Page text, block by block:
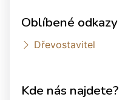
Oblíbené odkazy
Dřevostavitel
Kde nás najdete?